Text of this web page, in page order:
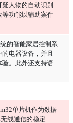
人物的自动识别
等功能以辅助案件
的智能家居控制系
电器设备，并且
验。此外还支持语
单片机作为数据
线通信的稳定